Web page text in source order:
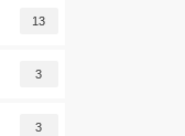
13
3
3